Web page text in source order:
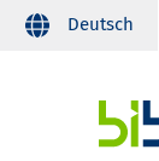
Deutsch